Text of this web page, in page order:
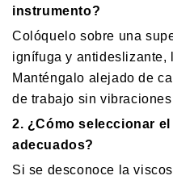
instrumento?
Colóquelo sobre una
ignífuga y antideslizante,
Manténgalo alejado de
de trabajo sin
2. ¿Cómo seleccionar
adecuados?
Si se desconoce la